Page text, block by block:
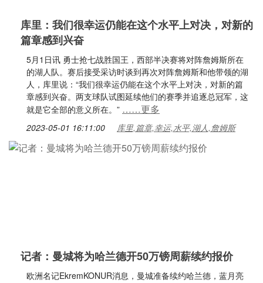
库里：我们很幸运仍能在这个水平上对决，对新的
篇章感到兴奋
5月1日讯 勇士抢七战胜国王，西部半决赛将对阵詹姆斯所在
的湖人队。赛后接受采访时谈到再次对阵詹姆斯和他带领的湖
人，库里说：“我们很幸运仍能在这个水平上对决，对新的篇
章感到兴奋。两支球队试图延续他们的赛季并追逐总冠军，这
就是它全部的意义所在。” ……更多
2023-05-01 16:11:00 库里,篇章,幸运,水平,湖人,詹姆斯
记者：曼城将为哈兰德开50万镑周薪续约报价
欧洲名记EkremKONUR消息，曼城准备续约哈兰德，蓝月亮